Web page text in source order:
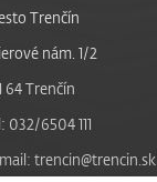
Trenčín
nám. 1/2
64 Trenčín
032/6504 111
trencin@trencin.sk